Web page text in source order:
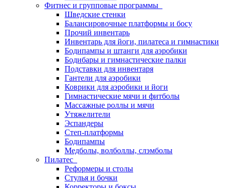
Фитнес и групповые программы
Шведские стенки
Балансировочные платформы и босу
Прочий инвентарь
Инвентарь для йоги, пилатеса и гимнастики
Бодипампы и штанги для аэробики
Бодибары и гимнастические палки
Подставки для инвентаря
Гантели для аэробики
Коврики для аэробики и йоги
Гимнастические мячи и фитболы
Массажные роллы и мячи
Утяжелители
Эспандеры
Степ-платформы
Бодипампы
Медболы, волболлы, слэмболы
Пилатес
Реформеры и столы
Стулья и бочки